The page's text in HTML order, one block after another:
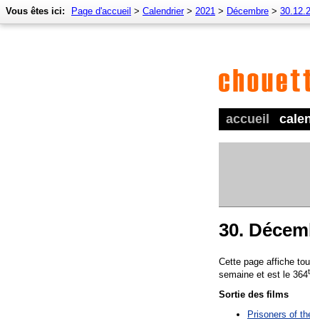
accueil
Vous êtes ici: Page d'accueil > Calendrier> 2021 > Décembre >
30.
Cette page affiche
semaine et est le 364
Sortie des films
Prisoners of